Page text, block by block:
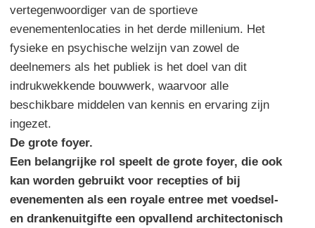
vertegenwoordiger van de sportieve
evenementenlocaties in het derde millenium. Het
fysieke en psychische welzijn van zowel de
deelnemers als het publiek is het doel van dit
indrukwekkende bouwwerk, waarvoor alle
beschikbare middelen van kennis en ervaring zijn
ingezet.
De grote foyer.
Een belangrijke rol speelt de grote foyer, die ook
kan worden gebruikt voor recepties of bij
evenementen als een royale entree met voedsel-
en drankenuitgifte een opvallend architectonisch